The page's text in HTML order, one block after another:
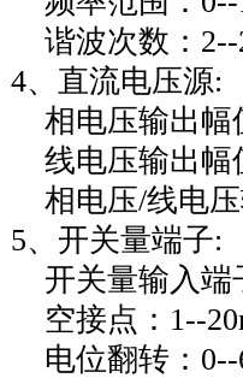
谐波次数：
4、直流电压源:
相电压输出
线电压输出
相电压/线电压
5、开关量端子:
开关量输入端
空接点：1--
电位翻转：0--